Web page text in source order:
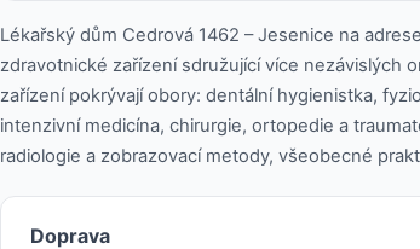
Lékařský dům Cedrová 1462 – Jesenice na
zdravotnické zařízení sdružující více nezávislých
zařízení pokrývají obory: dentální hygienistka,
intenzivní medicína, chirurgie, ortopedie a
radiologie a zobrazovací metody, všeobecné
Doprava